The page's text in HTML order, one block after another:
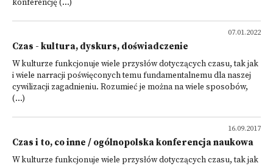
konferencję (...)
07.01.2022
Czas - kultura, dyskurs, doświadczenie
W kulturze funkcjonuje wiele przysłów dotyczących czasu, tak jak
i wiele narracji poświę­conych temu fundamentalnemu dla naszej
cywilizacji zagadnieniu. Rozumieć je można na wiele sposobów,
(...)
16.09.2017
Czas i to, co inne / ogólnopolska konferencja naukowa
W kulturze funkcjonuje wiele przysłów dotyczących czasu, tak jak